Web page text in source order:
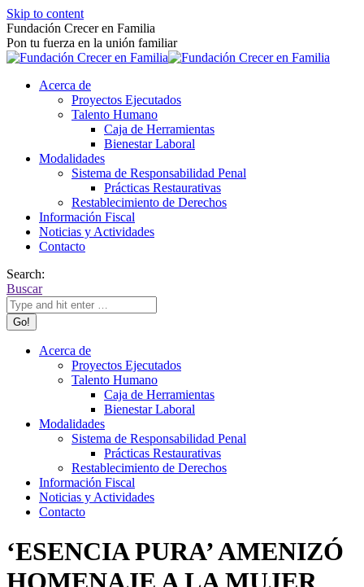
Skip to content
Fundación Crecer en Familia
Pon tu fuerza en la unión familiar
Acerca de
Proyectos Ejecutados
Talento Humano
Caja de Herramientas
Bienestar Laboral
Modalidades
Sistema de Responsabilidad Penal
Prácticas Restaurativas
Restablecimiento de Derechos
Información Fiscal
Noticias y Actividades
Contacto
Search:
Buscar
Acerca de
Proyectos Ejecutados
Talento Humano
Caja de Herramientas
Bienestar Laboral
Modalidades
Sistema de Responsabilidad Penal
Prácticas Restaurativas
Restablecimiento de Derechos
Información Fiscal
Noticias y Actividades
Contacto
‘ESENCIA PURA’ AMENIZÓ